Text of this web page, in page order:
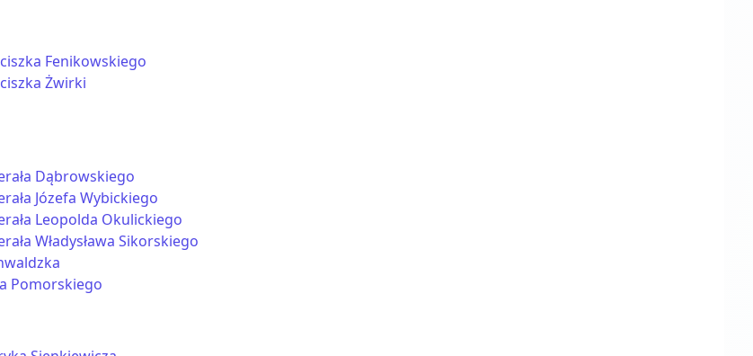
Fenikowskiego
Żwirki
Dąbrowskiego
Józefa Wybickiego
Leopolda Okulickiego
Władysława Sikorskiego
Pomorskiego